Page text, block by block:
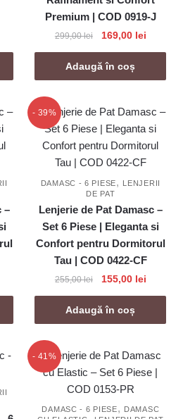
Premium | COD 0919-J
299,00lei
Prețul
inițial
a
fost:
169,00 leiPrețul
curent
169,00
Adaugă în coș
–
lei.
- 39%
DAMASC - 6 PIESE, LENJERII
DE PAT
Lenjerie de Pat Damasc –
Set 6 Piese | Eleganta si
Confort pentru Dormitorul
Tau | COD 0422-CF
255,00lei
Prețul
inițial
a
fost:
155,00 leiPrețul
curent
155,00
Adaugă în coș
- 41%
DAMASC - 6 PIESE,
DAMASC